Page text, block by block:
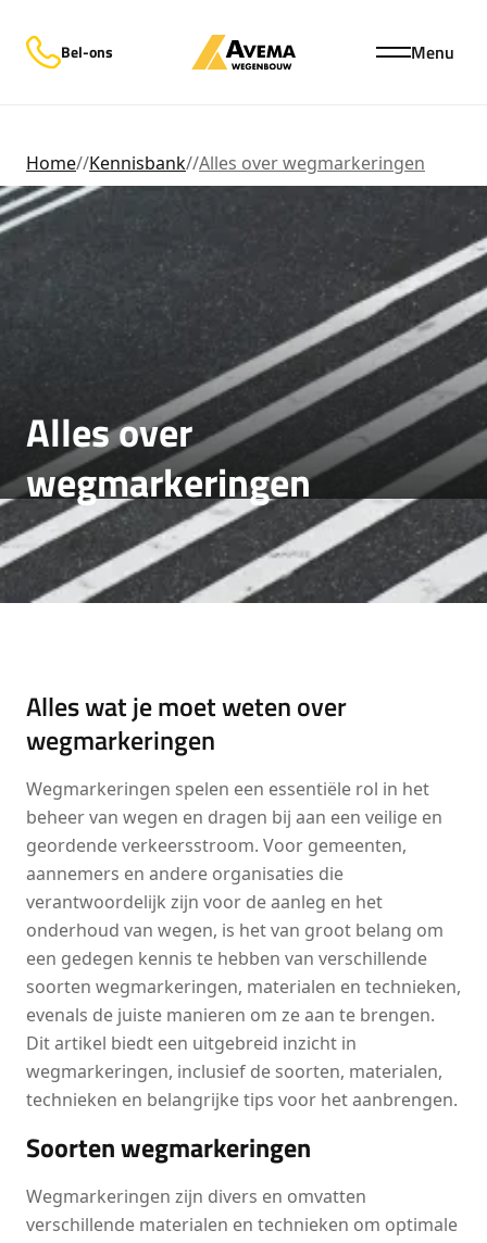
Bel-ons Menu
Home//Kennisbank//Alles over wegmarkeringen
Alles over
wegmarkeringen
Alles wat je moet weten over
wegmarkeringen
Wegmarkeringen spelen een essentiële rol in het
beheer van wegen en dragen bij aan een veilige en
geordende verkeersstroom. Voor gemeenten,
aannemers en andere organisaties die
verantwoordelijk zijn voor de aanleg en het
onderhoud van wegen, is het van groot belang om
een gedegen kennis te hebben van verschillende
soorten wegmarkeringen, materialen en technieken,
evenals de juiste manieren om ze aan te brengen.
Dit artikel biedt een uitgebreid inzicht in
wegmarkeringen, inclusief de soorten, materialen,
technieken en belangrijke tips voor het aanbrengen.
Soorten wegmarkeringen
Wegmarkeringen zijn divers en omvatten
verschillende materialen en technieken om optimale